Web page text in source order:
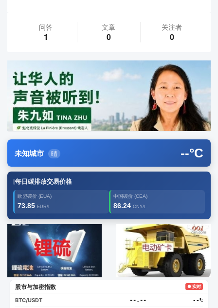
问答
1
文章
0
关注者
0
未知城市 晴 --°C
每日碳排放交易价格
欧盟碳价 (EUA)
73.85 EUR/t
中国碳价 (CEA)
86.24 CNY/t
广告2 创新
股市与加密指数 ● 实时
BTC/USDT --.-- --%